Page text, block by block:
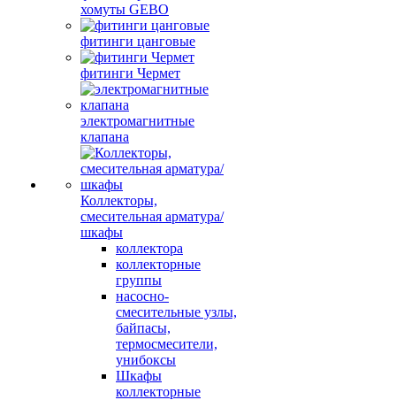
хомуты GEBO
фитинги цанговые
фитинги Чермет
электромагнитные
клапана
Коллекторы,
смесительная арматура/
шкафы
коллектора
коллекторные
группы
насосно-
смесительные узлы,
байпасы,
термосмесители,
унибоксы
Шкафы
коллекторные